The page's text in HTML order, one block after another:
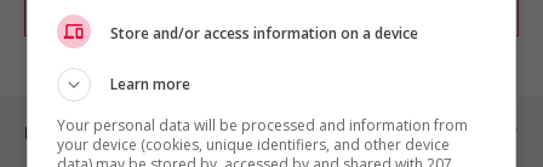
Emplois par ville
Store and/or access information on a device
Learn more
Your personal data will be processed and information from
your device (cookies, unique identifiers, and other device